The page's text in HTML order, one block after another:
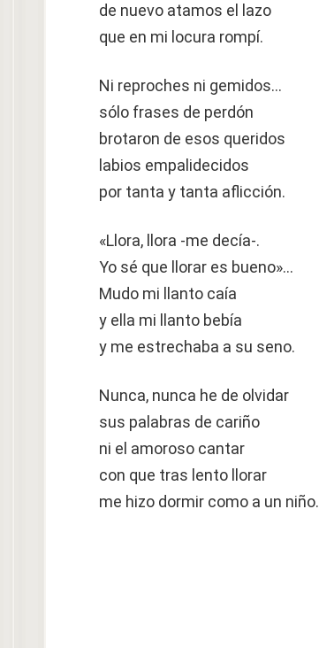
de nuevo atamos el lazo
que en mi locura rompí.
Ni reproches ni gemidos…
sólo frases de perdón
brotaron de esos queridos
labios empalidecidos
por tanta y tanta aflicción.
«Llora, llora -me decía-.
Yo sé que llorar es bueno»…
Mudo mi llanto caía
y ella mi llanto bebía
y me estrechaba a su seno.
Nunca, nunca he de olvidar
sus palabras de cariño
ni el amoroso cantar
con que tras lento llorar
me hizo dormir como a un niño.